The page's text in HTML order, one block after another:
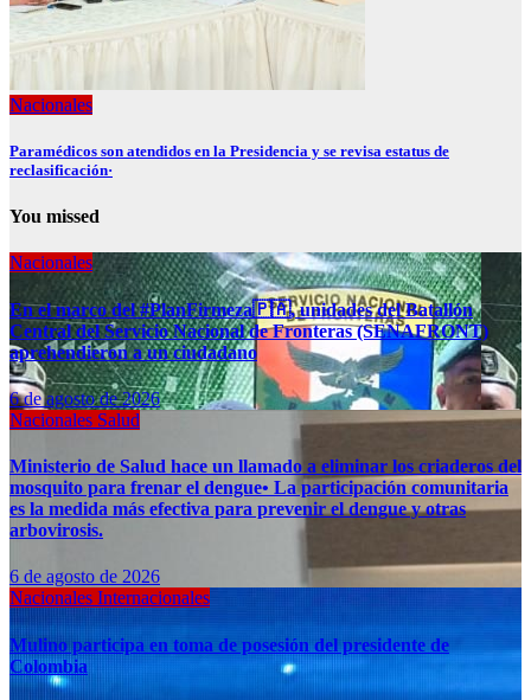
Nacionales
Paramédicos son atendidos en la Presidencia y se revisa estatus de
reclasificación·
You missed
Nacionales
En el marco del #PlanFirmeza🇵🇦, unidades del Batallón
Central del Servicio Nacional de Fronteras (SENAFRONT)
aprehendieron a un ciudadano
6 de agosto de 2026
Nacionales Salud
Ministerio de Salud hace un llamado a eliminar los criaderos del
mosquito para frenar el dengue• La participación comunitaria
es la medida más efectiva para prevenir el dengue y otras
arbovirosis.
6 de agosto de 2026
Nacionales Internacionales
Mulino participa en toma de posesión del presidente de
Colombia